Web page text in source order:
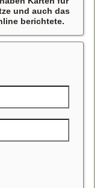
und auch das
berichtete.